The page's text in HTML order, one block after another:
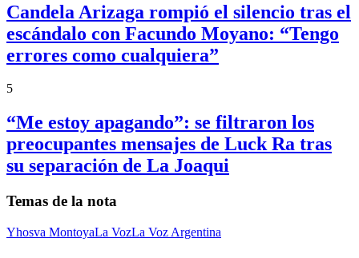
Candela Arizaga rompió el silencio tras el
escándalo con Facundo Moyano: “Tengo
errores como cualquiera”
5
“Me estoy apagando”: se filtraron los
preocupantes mensajes de Luck Ra tras
su separación de La Joaqui
Temas de la nota
Yhosva MontoyaLa VozLa Voz Argentina